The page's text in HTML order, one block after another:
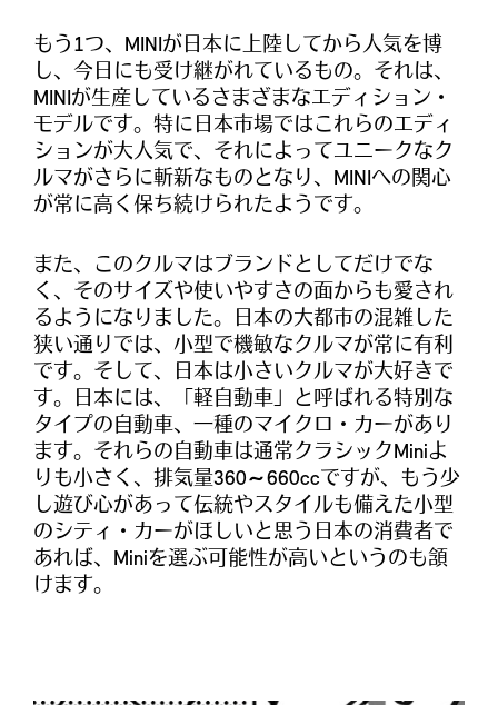
もう1つ、MINIが日本に上陸してから人気を博
し、今日にも受け継がれているもの。それは、
MINIが生産しているさまざまなエディション・
モデルです。特に日本市場ではこれらのエディ
ションが大人気で、それによってユニークなク
ルマがさらに斬新なものとなり、MINIへの関心
が常に高く保ち続けられたようです。
また、このクルマはブランドとしてだけでな
く、そのサイズや使いやすさの面からも愛され
るようになりました。日本の大都市の混雑した
狭い通りでは、小型で機敏なクルマが常に有利
です。そして、日本は小さいクルマが大好きで
す。日本には、「軽自動車」と呼ばれる特別な
タイプの自動車、一種のマイクロ・カーがあり
ます。それらの自動車は通常クラシックMiniよ
りも小さく、排気量360～660ccですが、もう少
し遊び心があって伝統やスタイルも備えた小型
のシティ・カーがほしいと思う日本の消費者で
あれば、Miniを選ぶ可能性が高いというのも頷
けます。